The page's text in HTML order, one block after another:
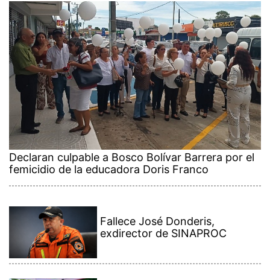
Declaran culpable a Bosco Bolívar Barrera por el
femicidio de la educadora Doris Franco
Fallece José Donderis,
exdirector de SINAPROC